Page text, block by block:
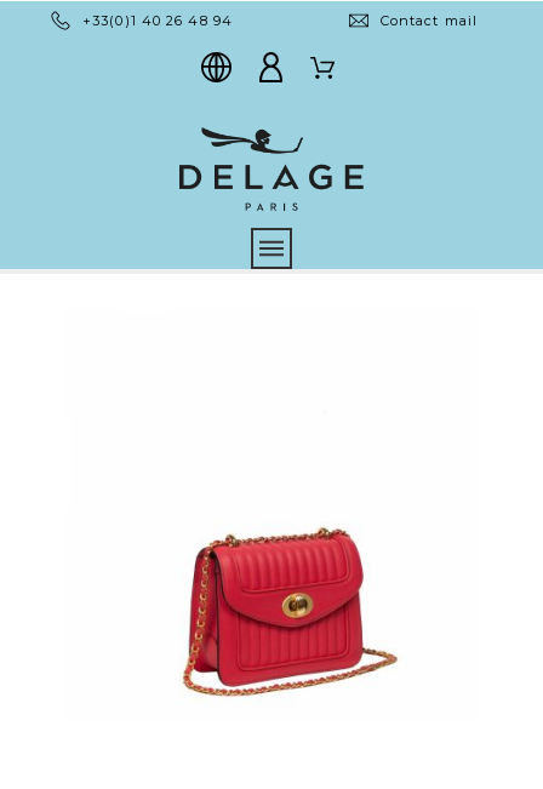
+33(0)1 40 26 48 94 Contact mail